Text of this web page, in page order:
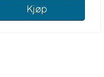
Kjøp